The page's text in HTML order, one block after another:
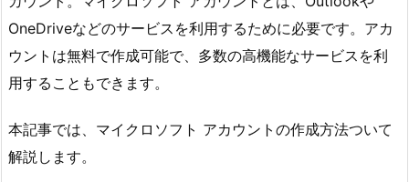
OneDriveなどのサービスを利用するために必要です。アカ
ウントは無料で作成可能で、多数の高機能なサービスを利
用することもできます。
本記事では、マイクロソフト アカウントの作成方法ついて
解説します。